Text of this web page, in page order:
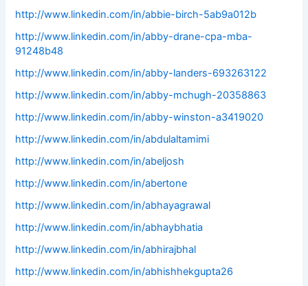
http://www.linkedin.com/in/abbie-birch-5ab9a012b
http://www.linkedin.com/in/abby-drane-cpa-mba-
91248b48
http://www.linkedin.com/in/abby-landers-693263122
http://www.linkedin.com/in/abby-mchugh-20358863
http://www.linkedin.com/in/abby-winston-a3419020
http://www.linkedin.com/in/abdulaltamimi
http://www.linkedin.com/in/abeljosh
http://www.linkedin.com/in/abertone
http://www.linkedin.com/in/abhayagrawal
http://www.linkedin.com/in/abhaybhatia
http://www.linkedin.com/in/abhirajbhal
http://www.linkedin.com/in/abhishhekgupta26